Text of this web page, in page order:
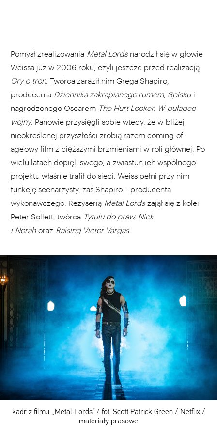
Pomysł zrealizowania Metal Lords narodził się w głowie
Weissa już w 2006 roku, czyli jeszcze przed realizacją
Gry o tron. Twórca zaraził nim Grega Shapiro,
producenta Dziennika zakrapianego rumem, Spisku i
nagrodzonego Oscarem The Hurt Locker. W pułapce
wojny. Panowie przysięgli sobie wtedy, że w bliżej
nieokreślonej przyszłości zrobią razem coming-of-
age'owy film z cięższymi brzmieniami w roli głównej. Po
wielu latach dopięli swego, a zwiastun ich wspólnego
projektu właśnie trafił do sieci. Weiss pełni przy nim
funkcję scenarzysty, zaś Shapiro – producenta
wykonawczego. Reżyserią Metal Lords zajął się z kolei
Peter Sollett, twórca Tytułu do praw, Nick
i Norah oraz Raising Victor Vargas.
kadr z filmu „Metal Lords” / fot. Scott Patrick Green / Netflix /
materiały prasowe